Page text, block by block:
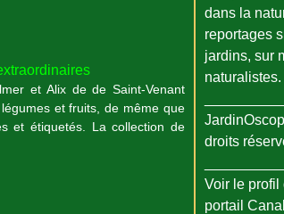
et Alix de de Saint-Venant
et fruits, de même que
et étiquetés. La collection de
dans la
reportages
jardins, sur
naturalistes.
droits
Voir le profil
portail